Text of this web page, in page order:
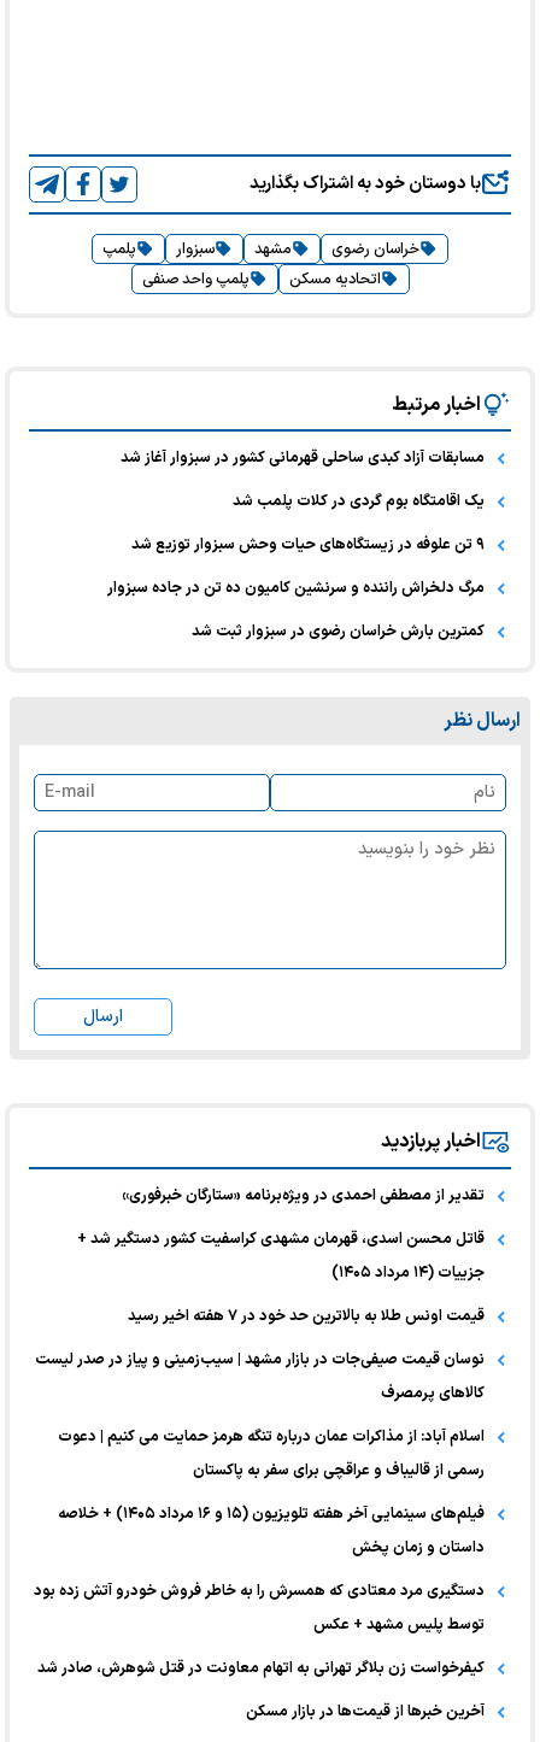
با دوستان خود به اشتراک بگذارید
خراسان رضوی مشهد سبزوار
پلمپ
اتحادیه مسکن
پلمپ واحد صنفی
اخبار مرتبط
مسابقات آزاد کبدی ساحلی قهرمانی کشور در سبزوار آغاز شد
یک اقامتگاه بوم ‌گردی در کلات پلمب شد
۹ تن علوفه در زیستگاه‌های حیات وحش سبزوار توزیع شد
مرگ دلخراش راننده و سرنشین کامیون ده تن در جاده سبزوار
کمترین بارش خراسان رضوی در سبزوار ثبت شد
ارسال نظر
ارسال
اخبار پربازدید
تقدیر از مصطفی احمدی در ویژه‌برنامه «ستارگان خبرفوری»
قاتل محسن اسدی، قهرمان مشهدی کراسفیت کشور دستگیر شد +
جزییات (۱۴ مرداد ۱۴۰۵)
قیمت اونس طلا به بالاترین حد خود در ۷ هفته اخیر رسید
نوسان قیمت صیفی‌جات در بازار مشهد | سیب‌زمینی و پیاز در صدر لیست
کالا‌های پرمصرف
اسلام آباد: از مذاکرات عمان درباره تنگه هرمز حمایت می کنیم | دعوت
رسمی از قالیباف و عراقچی برای سفر به پاکستان
فیلم‌های سینمایی آخر هفته تلویزیون (۱۵ و ۱۶ مرداد ۱۴۰۵) + خلاصه
داستان و زمان پخش
دستگیری مرد معتادی که همسرش را به خاطر فروش خودرو آتش زده بود
توسط پلیس مشهد + عکس
کیفرخواست زن بلاگر تهرانی به اتهام معاونت در قتل شوهرش، صادر شد
آخرین خبر‌ها از قیمت‌ها در بازار مسکن